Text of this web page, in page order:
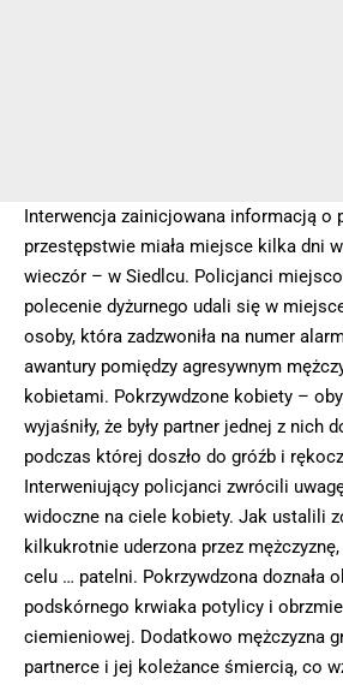
Interwencja zainicjowana informacją o
przestępstwie miała miejsce kilka dni
wieczór – w Siedlcu. Policjanci
polecenie dyżurnego udali się w
osoby, która zadzwoniła na numer
awantury pomiędzy agresywnym
kobietami. Pokrzywdzone kobiety –
wyjaśniły, że były partner jednej z nich
podczas której doszło do gróźb i
Interweniujący policjanci zwrócili
widoczne na ciele kobiety. Jak ustalili
kilkukrotnie uderzona przez
celu … patelni. Pokrzywdzona doznała
podskórnego krwiaka potylicy i
ciemieniowej. Dodatkowo mężczyzna
partnerce i jej koleżance śmiercią, co